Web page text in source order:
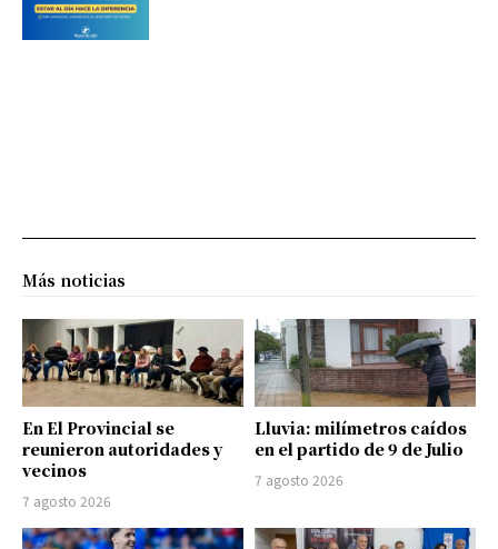
Más noticias
En El Provincial se
reunieron autoridades y
vecinos
7 agosto 2026
Lluvia: milímetros caídos
en el partido de 9 de Julio
7 agosto 2026